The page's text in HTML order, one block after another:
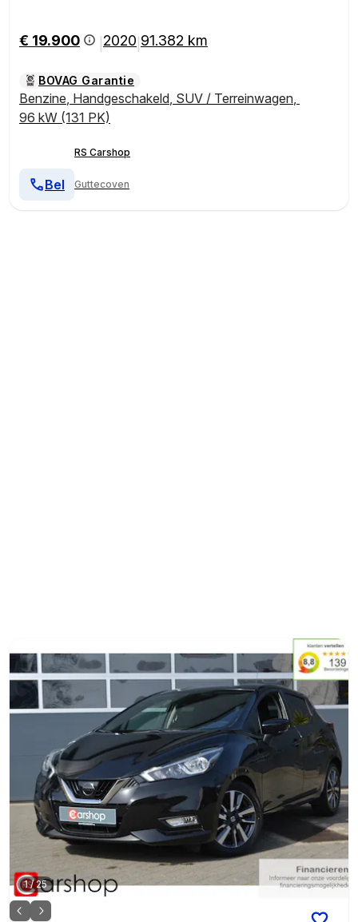
€ 19.900 2020 91.382 km
BOVAG Garantie
Benzine, Handgeschakeld, SUV / Terreinwagen,
96 kW (131 PK)
RS Carshop
Guttecoven
Bel
1/25